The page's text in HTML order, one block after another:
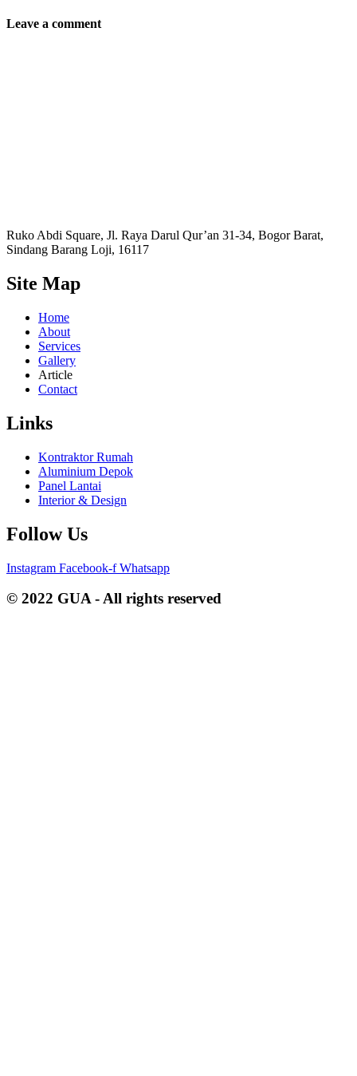
Leave a comment
Ruko Abdi Square, Jl. Raya Darul Qur’an 31-34, Bogor Barat,
Sindang Barang Loji, 16117
Site Map
Home
About
Services
Gallery
Article
Contact
Links
Kontraktor Rumah
Aluminium Depok
Panel Lantai
Interior & Design
Follow Us
Instagram Facebook-f Whatsapp
© 2022 GUA - All rights reserved